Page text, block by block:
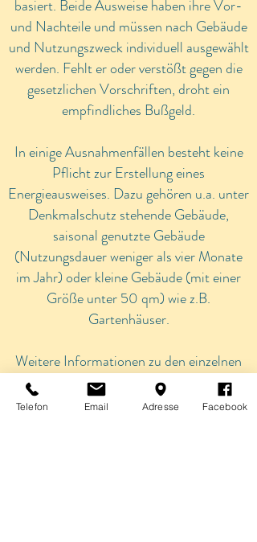
basiert. Beide Ausweise haben ihre Vor-
und Nachteile und müssen nach Gebäude
und Nutzungszweck individuell ausgewählt
werden. Fehlt er oder verstößt gegen die
gesetzlichen Vorschriften, droht ein
empfindliches Bußgeld.
In einige Ausnahmenfällen besteht keine
Pflicht zur Erstellung eines
Energieausweises. Dazu gehören u.a. unter
Denkmalschutz stehende Gebäude,
saisonal genutzte Gebäude
(Nutzungsdauer weniger als vier Monate
im Jahr) oder kleine Gebäude (mit einer
Größe unter 50 qm) wie z.B.
Gartenhäuser.
Weitere Informationen zu den einzelnen
Ausweisen finden Sie unter den folgende
Buttons, wo Sie diese auch direkt online
Telefon Email Adresse Facebook